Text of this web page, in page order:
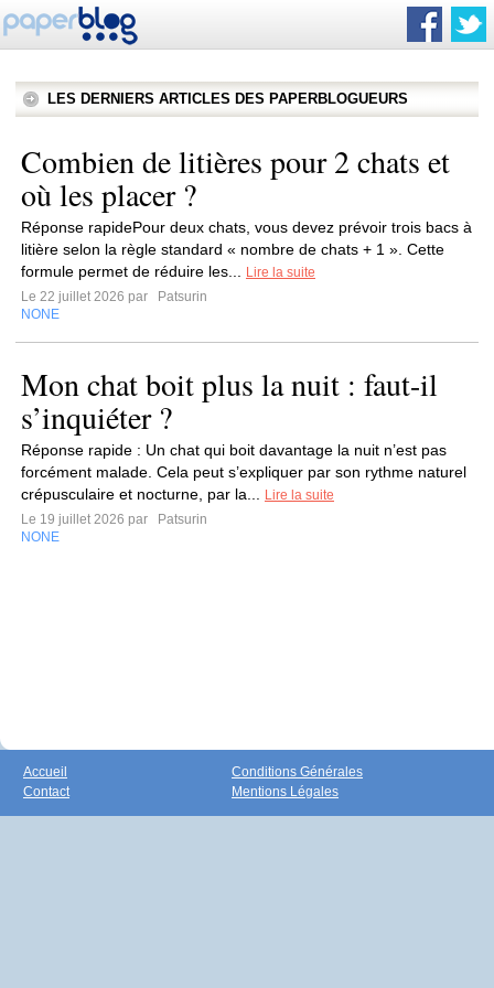
LES DERNIERS ARTICLES DES PAPERBLOGUEURS
Combien de litières pour 2 chats et
où les placer ?
Réponse rapidePour deux chats, vous devez prévoir trois bacs à
litière selon la règle standard « nombre de chats + 1 ». Cette
formule permet de réduire les...
Lire la suite
Le 22 juillet 2026 par
Patsurin
NONE
Mon chat boit plus la nuit : faut-il
s’inquiéter ?
Réponse rapide : Un chat qui boit davantage la nuit n’est pas
forcément malade. Cela peut s’expliquer par son rythme naturel
crépusculaire et nocturne, par la...
Lire la suite
Le 19 juillet 2026 par
Patsurin
NONE
Accueil
Contact
Conditions Générales
Mentions Légales